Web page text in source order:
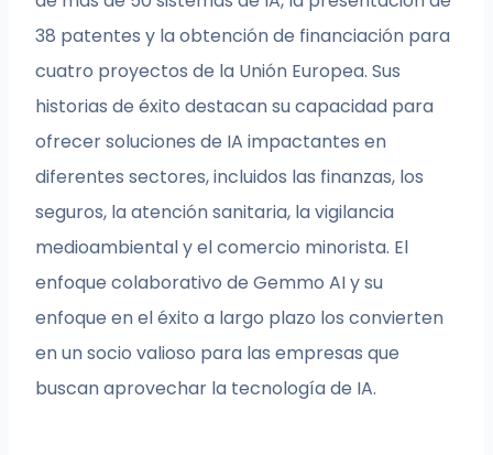
38 patentes y la obtención de financiación para
cuatro proyectos de la Unión Europea. Sus
historias de éxito destacan su capacidad para
ofrecer soluciones de IA impactantes en
diferentes sectores, incluidos las finanzas, los
seguros, la atención sanitaria, la vigilancia
medioambiental y el comercio minorista. El
enfoque colaborativo de Gemmo AI y su
enfoque en el éxito a largo plazo los convierten
en un socio valioso para las empresas que
buscan aprovechar la tecnología de IA.